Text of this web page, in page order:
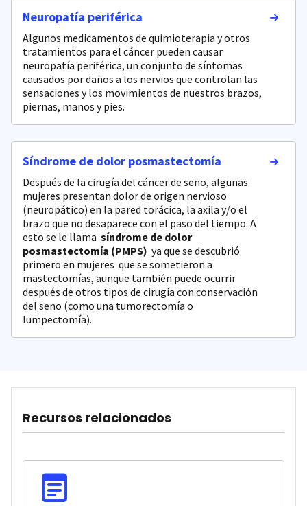
Neuropatía periférica
Algunos medicamentos de quimioterapia y otros
tratamientos para el cáncer pueden causar
neuropatía periférica, un conjunto de síntomas
causados por daños a los nervios que controlan las
sensaciones y los movimientos de nuestros brazos,
piernas, manos y pies.
Síndrome de dolor posmastectomía
Después de la cirugía del cáncer de seno, algunas
mujeres presentan dolor de origen nervioso
(neuropático) en la pared torácica, la axila y/o el
brazo que no desaparece con el paso del tiempo. A
esto se le llama síndrome de dolor
posmastectomía (PMPS) ya que se descubrió
primero en mujeres que se sometieron a
mastectomías, aunque también puede ocurrir
después de otros tipos de cirugía con conservación
del seno (como una tumorectomía o
lumpectomía).
Recursos relacionados